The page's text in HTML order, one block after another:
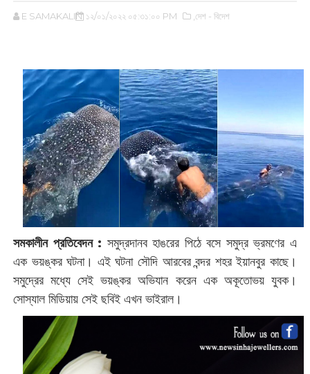
E SAMAKALIN ১২/০১/২০২২ ০৫:৩১:০০ PM ,দেশ - বিদেশ
সমকালীন প্রতিবেদন : ‌সমুদ্রদানব হাঙরের পিঠে বসে সমুদ্র ভ্রমণের ‌এ
এক ভয়ঙ্কর ঘটনা। এই ঘটনা সৌদি আরবের বন্দর শহর ইয়ানবুর কাছে।
সমুদ্রের মধ্যে সেই ভয়ঙ্কর অভিযান করেন এক অকূতোভয় যুবক।
সোস্যাল মিডিয়ায় সেই ছবিই এখন ভাইরাল।